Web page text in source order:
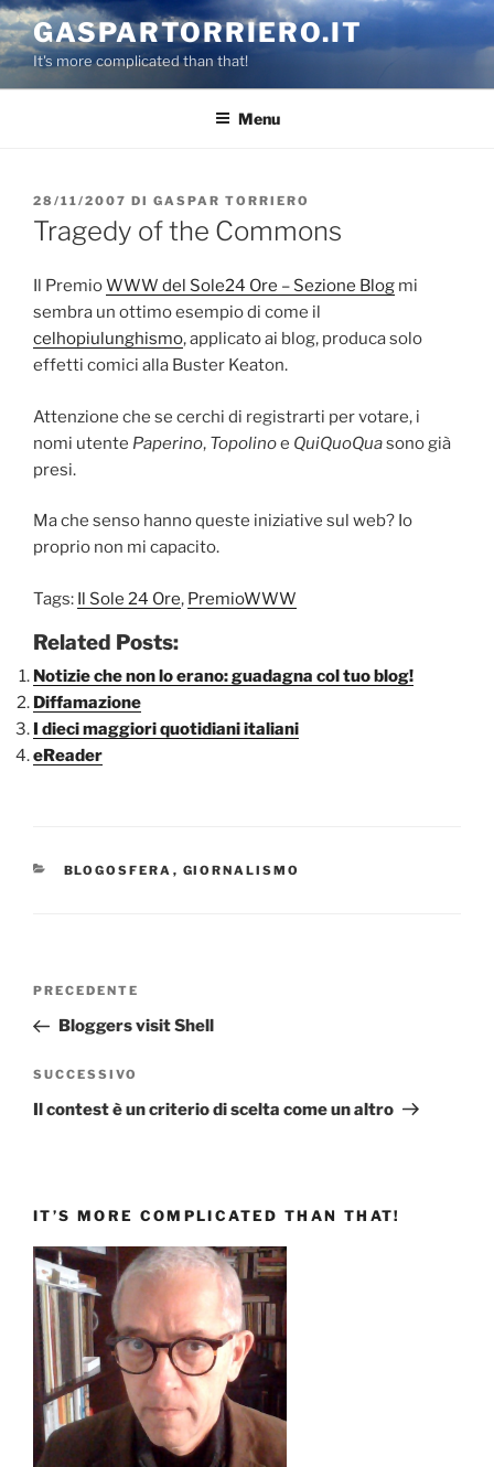
Salta
al
contenuto
GASPARTORRIERO.IT
It's more complicated than that!
Menu
PUBBLICATO
IL
28/11/2007 DI GASPAR TORRIERO
Tragedy of the Commons
Il PremioWWW del Sole24 Ore – Sezione Blog mi
sembra un ottimo esempio di come il
celhopiulunghismo, applicato ai blog, produca solo
effetti comici alla Buster Keaton.
Attenzione che se cerchi di registrarti per votare, i
nomi utente Paperino, Topolinoe QuiQuoQuasono già
presi.
Ma che senso hanno queste iniziative sul web? Io
proprio non mi capacito.
Tags: Il Sole 24 Ore, PremioWWW
Related Posts:
Notizie che non lo erano: guadagna col tuo blog!
Diffamazione
I dieci maggiori quotidiani italiani
eReader
CATEGORIE
BLOGOSFERA , GIORNALISMO
Navigazione
Articolo
precedente:
PRECEDENTE
Bloggers visit Shell
Articolo
successivo
SUCCESSIVO
Il contest è un criterio di scelta come un altro
IT’S MORE COMPLICATED THAN THAT!